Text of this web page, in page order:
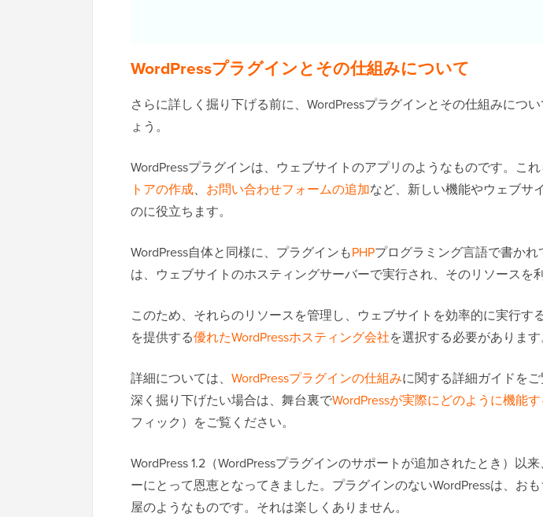
WordPressプラグインとその仕組みについて
さらに詳しく掘り下げる前に、WordPressプラグインとその仕組みにつ
ょう。
WordPressプラグインは、ウェブサイトのアプリのようなものです。これ
トアの作成、 お問い合わせフォームの追加など、新しい機能やウェブサ
のに役立ちます。
WordPress自体と同様に、プラグインもPHPプログラミング言語で書かれ
は、ウェブサイトのホスティングサーバーで実行され、そのリソースを利
このため、それらのリソースを管理し、ウェブサイトを効率的に実行す
を提供する優れたWordPressホスティング会社を選択する必要があります
詳細については、 WordPressプラグインの仕組みに関する詳細ガイドを
深く掘り下げたい場合は、舞台裏でWordPressが実際にどのように機能
フィック）をご覧ください。
WordPress 1.2（WordPressプラグインのサポートが追加されたとき）以
ーにとって恩恵となってきました。プラグインのないWordPressは、お
屋のようなものです。それは楽しくありません。